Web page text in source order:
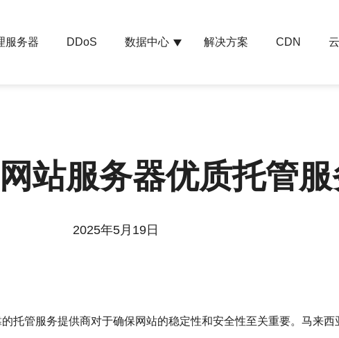
服务器 DDoS 数据中心 解决方案 CDN
站服务器优质托管
2025年5月19日
托管服务提供商对于确保网站的稳定性和安全性至关重要。马来